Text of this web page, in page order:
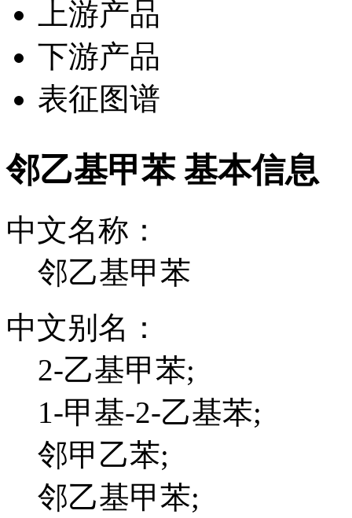
上游产品
下游产品
表征图谱
邻乙基甲苯 基本信息
中文名称：
邻乙基甲苯
中文别名：
2-乙基甲苯;
1-甲基-2-乙基苯;
邻甲乙苯;
邻乙基甲苯;